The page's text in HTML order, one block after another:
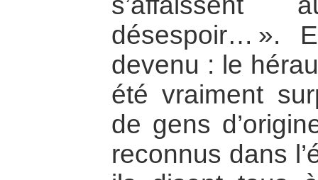
désespoir… ».
devenu : le
été vraiment
de gens
reconnus dans